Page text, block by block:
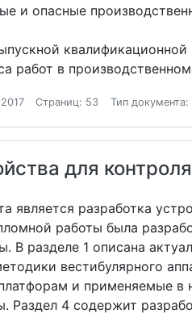
и опасные
работ в
Страниц: 53 Тип документа:
для
является разработка
работы была
В разделе 1 описана
вестибулярного
и применяемые
Раздел 4 содержит